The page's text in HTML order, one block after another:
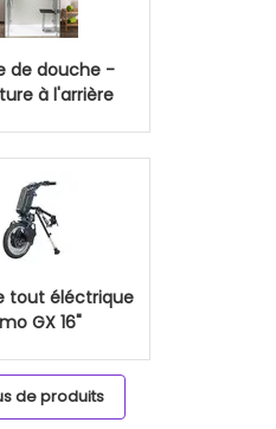
de douche -
à l'arrière
tout éléctrique
GX 16"
de produits